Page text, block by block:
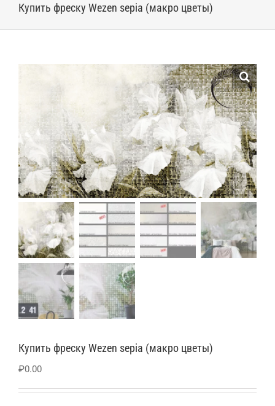
Купить фреску Wezen sepia (макро цветы)
Купить фреску Wezen sepia (макро цветы)
₽0.00